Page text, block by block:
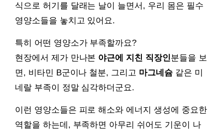
식으로 허기를 달래는 날이 늘면서, 우리 몸은 필수
영양소들을 놓치고 있어요.
특히 어떤 영양소가 부족할까요?
현장에서 제가 만나본 야근에 지친 직장인분들을 보
면, 비타민 B군이나 철분, 그리고 마그네슘같은 미
네랄 부족이 정말 심각하더군요.
이런 영양소들은 피로 해소와 에너지 생성에 중요한
역할을 하는데, 부족하면 아무리 쉬어도 기운이 나